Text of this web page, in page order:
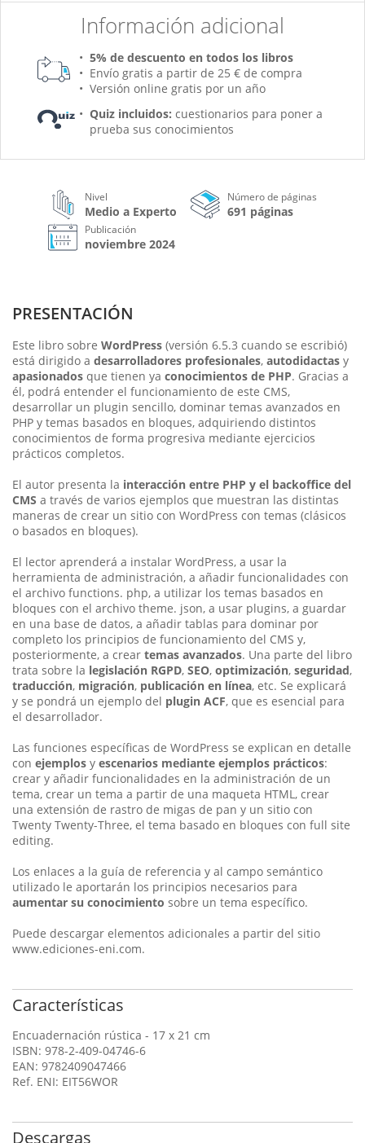
Información adicional
5% de descuento en todos los libros
Envío gratis a partir de 25 € de compra
Versión online gratis por un año
Quiz incluidos: cuestionarios para poner a
prueba sus conocimientos
Nivel
Medio a Experto
Número de páginas
691 páginas
Publicación
noviembre 2024
PRESENTACIÓN
Este libro sobre WordPress (versión 6.5.3 cuando se escribió)
está dirigido a desarrolladores profesionales, autodidactas y
apasionados que tienen ya conocimientos de PHP. Gracias a
él, podrá entender el funcionamiento de este CMS,
desarrollar un plugin sencillo, dominar temas avanzados en
PHP y temas basados en bloques, adquiriendo distintos
conocimientos de forma progresiva mediante ejercicios
prácticos completos.
El autor presenta la interacción entre PHP y el backoffice del
CMS a través de varios ejemplos que muestran las distintas
maneras de crear un sitio con WordPress con temas (clásicos
o basados en bloques).
El lector aprenderá a instalar WordPress, a usar la
herramienta de administración, a añadir funcionalidades con
el archivo functions. php, a utilizar los temas basados en
bloques con el archivo theme. json, a usar plugins, a guardar
en una base de datos, a añadir tablas para dominar por
completo los principios de funcionamiento del CMS y,
posteriormente, a crear temas avanzados. Una parte del libro
trata sobre la legislación RGPD, SEO, optimización, seguridad,
traducción, migración, publicación en línea, etc. Se explicará
y se pondrá un ejemplo del plugin ACF, que es esencial para
el desarrollador.
Las funciones específicas de WordPress se explican en detalle
con ejemplos y escenarios mediante ejemplos prácticos:
crear y añadir funcionalidades en la administración de un
tema, crear un tema a partir de una maqueta HTML, crear
una extensión de rastro de migas de pan y un sitio con
Twenty Twenty-Three, el tema basado en bloques con full site
editing.
Los enlaces a la guía de referencia y al campo semántico
utilizado le aportarán los principios necesarios para
aumentar su conocimiento sobre un tema específico.
Puede descargar elementos adicionales a partir del sitio
www.ediciones-eni.com.
Características
Encuadernación rústica - 17 x 21 cm
ISBN: 978-2-409-04746-6
EAN: 9782409047466
Ref. ENI: EIT56WOR
Descargas